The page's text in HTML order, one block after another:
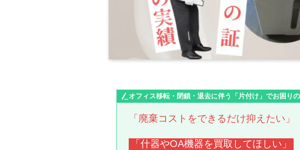
オフィス移転・閉鎖・退去に伴う「片付け」でお困り
「廃棄コストをできるだけ抑えたい」
「什器やOA機器を買取してほしい」